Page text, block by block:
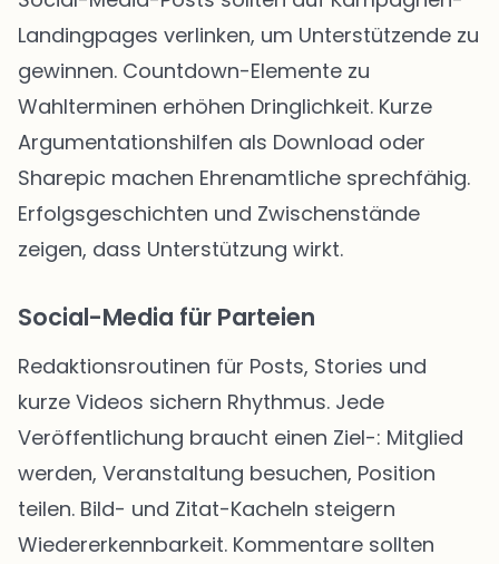
Landingpages verlinken, um Unterstützende zu
gewinnen. Countdown-Elemente zu
Wahlterminen erhöhen Dringlichkeit. Kurze
Argumentationshilfen als Download oder
Sharepic machen Ehrenamtliche sprechfähig.
Erfolgsgeschichten und Zwischenstände
zeigen, dass Unterstützung wirkt.
Social-Media für Parteien
Redaktionsroutinen für Posts, Stories und
kurze Videos sichern Rhythmus. Jede
Veröffentlichung braucht einen Ziel-: Mitglied
werden, Veranstaltung besuchen, Position
teilen. Bild- und Zitat-Kacheln steigern
Wiedererkennbarkeit. Kommentare sollten